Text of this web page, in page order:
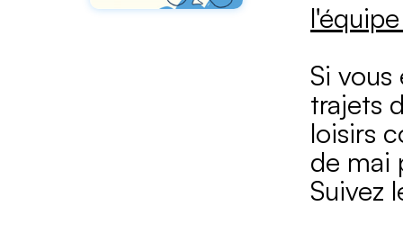
Si
trajets
loisirs
de mai
Suivez